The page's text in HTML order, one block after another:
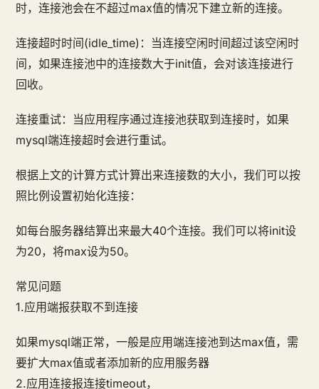
时，连接池会在不超过max值的情况下建立新的连接。
连接超时时间(idle_time)：当连接空闲时间超过该空闲时
间，如果连接池中的连接数大于init值，会对该连接进行
回收。
连接重试：当应用程序通过连接池获取到连接时，如果
mysql端连接超时会进行重试。
根据上文的计算方式计算出来连接数的大小，我们可以按
照比例设置初始化连接：
如每台服务器结算出来最大40个连接。我们可以将init设
为20，将max设为50。
常见问题
1.应用端报获取不到连接
如果mysql端正常，一般是应用端连接池到达max值，需
要扩大max值或者添加新的应用服务器
2.应用连接报连接timeout，